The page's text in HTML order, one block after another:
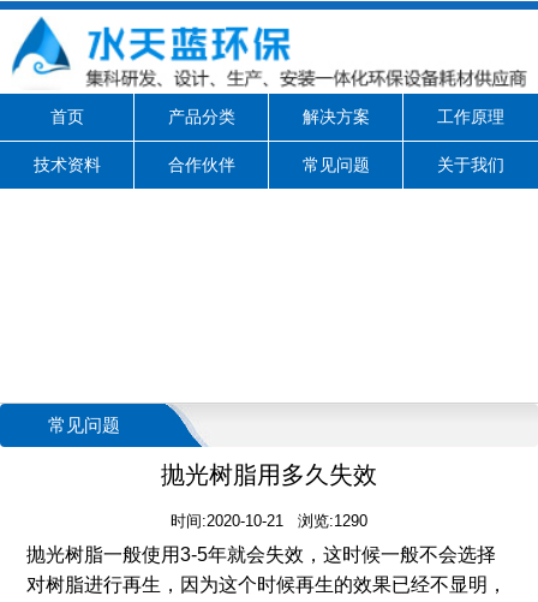
首页 产品分类 解决方案 工作原理
技术资料 合作伙伴 常见问题 关于我们
常见问题
抛光树脂用多久失效
时间:2020-10-21 浏览:1290
抛光树脂一般使用3-5年就会失效，这时候一般不会选择
对树脂进行再生，因为这个时候再生的效果已经不显明，